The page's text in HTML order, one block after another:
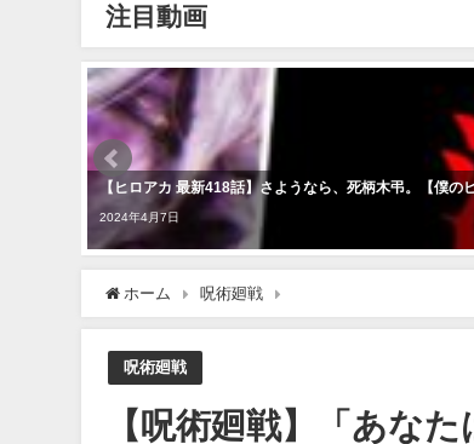
注目動画
【ヒロアカ 最新418話】さようなら、死柄木弔。【僕
2024年4月7日
ホーム 呪術廻戦
呪術廻戦
【呪術廻戦】「あな